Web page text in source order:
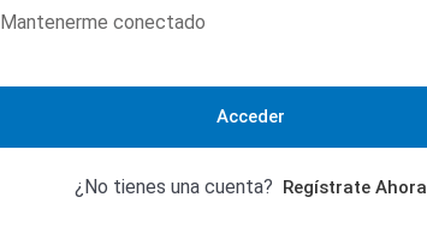
Mantenerme conectado
Acceder
¿No tienes una cuenta? Regístrate Ahora